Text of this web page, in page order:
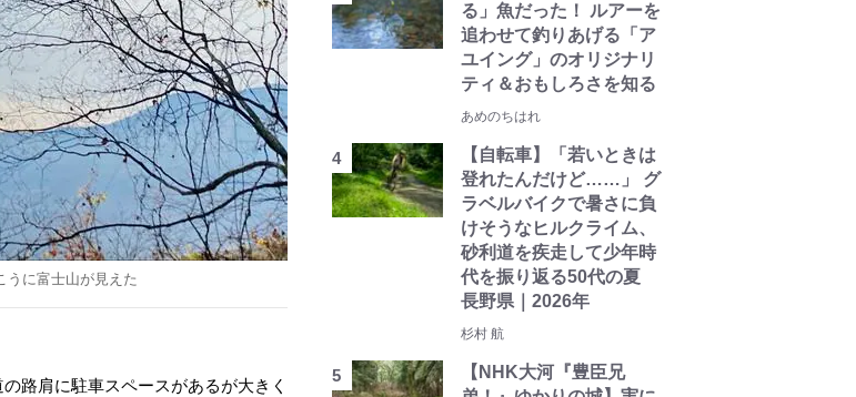
うに富士山が見えた
路肩に駐車スペースがあるが大きく
る」魚だった！ ルアーを
追わせて釣りあげる「ア
ユイング」のオリジナリ
ティ＆おもしろさを知る
あめのちはれ
【自転車】「若いときは
登れたんだけど……」 グ
ラベルバイクで暑さに負
けそうなヒルクライム、
砂利道を疾走して少年時
代を振り返る50代の夏
長野県｜2026年
杉村 航
【NHK大河『豊臣兄